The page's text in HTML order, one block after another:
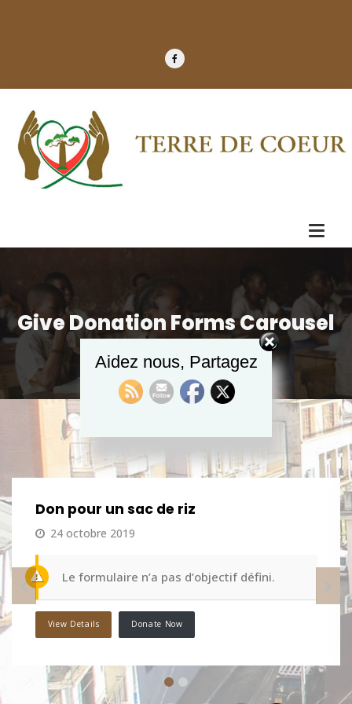
Give Donation Forms Carousel
Don pour un sac de riz
24 octobre 2019
Le formulaire n’a pas d’objectif défini.
View Details Donate Now
Aidez nous, Partagez